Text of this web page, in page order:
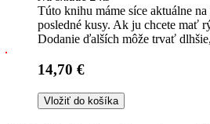
Túto knihu máme síce aktuálne
posledné kusy. Ak ju chcete mať
Dodanie ďalších môže trvať
14,70 €
Vložiť do košíka